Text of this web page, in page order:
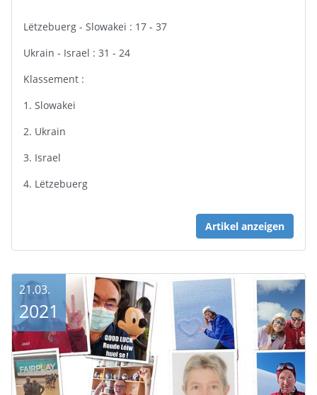
Lëtzebuerg - Slowakei : 17 - 37
Ukrain - Israel : 31 - 24
Klassement :
1. Slowakei
2. Ukrain
3. Israel
4. Lëtzebuerg
Artikel anzeigen
21.03.
2021